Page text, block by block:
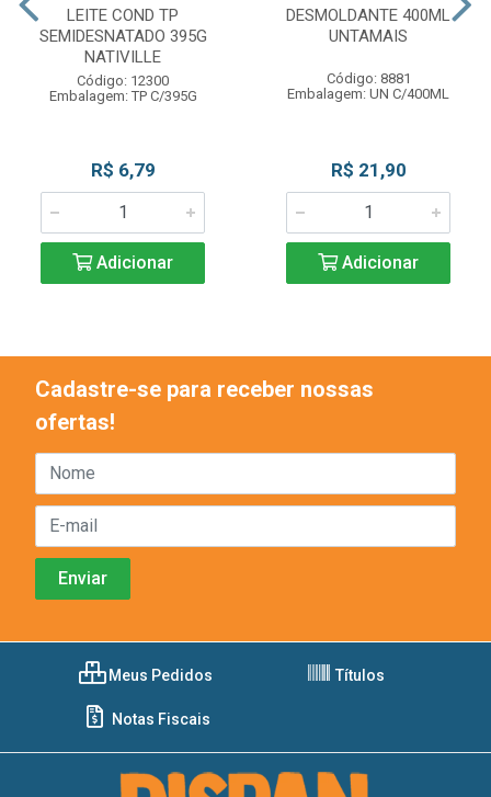
LEITE COND TP
SEMIDESNATADO 395G
NATIVILLE
Código: 12300
Embalagem: TP C/395G
R$ 6,79
Adicionar
DESMOLDANTE 400ML
UNTAMAIS
Código: 8881
Embalagem: UN C/400ML
R$ 21,90
Adicionar
Cadastre-se para receber nossas
ofertas!
Meus Pedidos Títulos
Notas Fiscais